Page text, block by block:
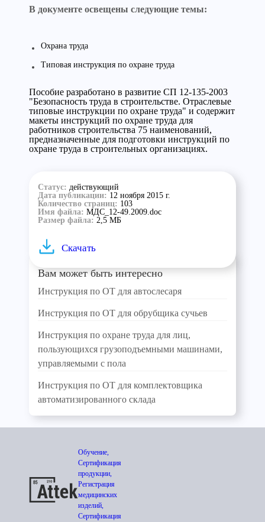
В документе освещены следующие темы:
Охрана труда
Типовая инструкция по охране труда
Пособие разработано в развитие СП 12-135-2003
"Безопасность труда в строительстве. Отраслевые
типовые инструкции по охране труда" и содержит
макеты инструкций по охране труда для
работников строительства 75 наименований,
предназначенные для подготовки инструкций по
охране труда в строительных организациях.
Статус: действующий
Дата публикации: 12 ноября 2015 г.
Количество страниц: 103
Имя файла: МДС_12-49.2009.doc
Размер файла: 2,5 МБ
Скачать
Вам может быть интересно
Инструкция по ОТ для автослесаря
Инструкция по ОТ для обрубщика сучьев
Инструкция по охране труда для лиц,
пользующихся грузоподъемными машинами,
управляемыми с пола
Инструкция по ОТ для комплектовщика
автоматизированного склада
Обучение,
Сертификация
продукции,
Регистрация
медицинских
изделий,
Сертификация